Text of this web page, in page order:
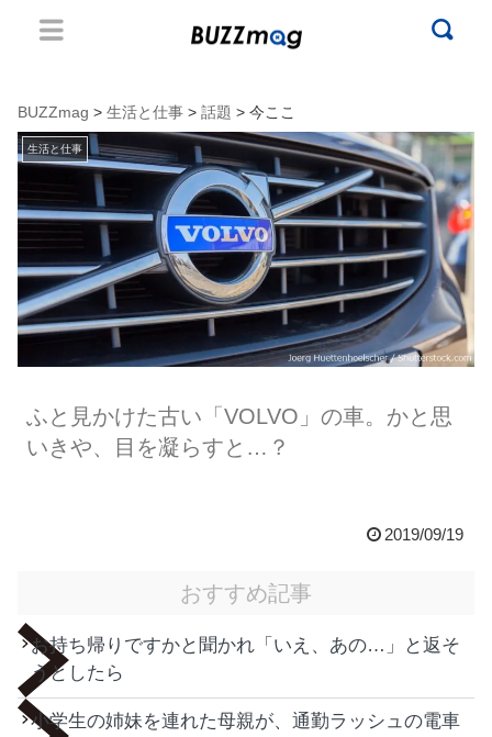
BUZZmag > 生活と仕事 > 話題 > 今ここ
生活と仕事
ふと見かけた古い「VOLVO」の車。かと思
いきや、目を凝らすと…？
2019/09/19
おすすめ記事
お持ち帰りですかと聞かれ「いえ、あの…」と返そ
うとしたら
小学生の姉妹を連れた母親が、通勤ラッシュの電車